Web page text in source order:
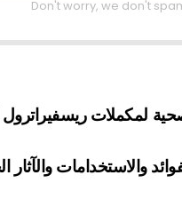
Don't worry, we don't
لمكملات ريسفيراترول
والاستخدامات والآثار